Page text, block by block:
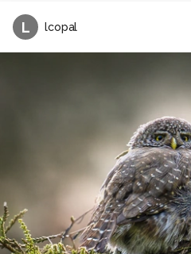
L lcopal